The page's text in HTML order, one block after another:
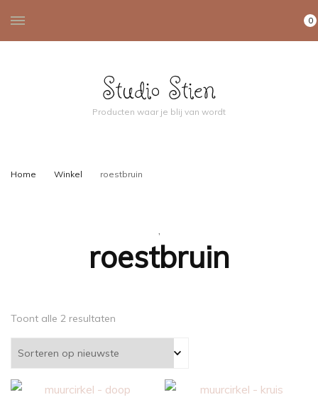
0
Studio Stien
Producten waar je blij van wordt
Home Winkel roestbruin
,
roestbruin
Toont alle 2 resultaten
nieuwste